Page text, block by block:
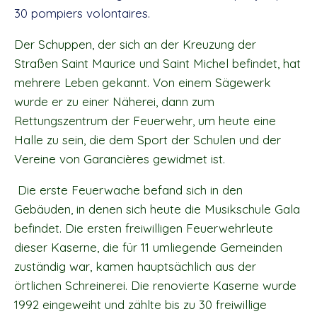
30 pompiers volontaires.
Der Schuppen, der sich an der Kreuzung der
Straßen Saint Maurice und Saint Michel befindet, hat
mehrere Leben gekannt. Von einem Sägewerk
wurde er zu einer Näherei, dann zum
Rettungszentrum der Feuerwehr, um heute eine
Halle zu sein, die dem Sport der Schulen und der
Vereine von Garancières gewidmet ist.
Die erste Feuerwache befand sich in den
Gebäuden, in denen sich heute die Musikschule Gala
befindet. Die ersten freiwilligen Feuerwehrleute
dieser Kaserne, die für 11 umliegende Gemeinden
zuständig war, kamen hauptsächlich aus der
örtlichen Schreinerei. Die renovierte Kaserne wurde
1992 eingeweiht und zählte bis zu 30 freiwillige